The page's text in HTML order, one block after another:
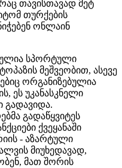
თავისთავად მეტ
თურქების
ონლაინ
სპორტული
მეშვეობით, ასევე
ორგანიზებულია
ეს უკანასკნელი
გადავიდა.
გადაწყვიტეს
ქვეყანაში
- აზარტული
მიუხედავად,
მათ შორის